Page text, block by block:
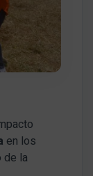
en los
de la